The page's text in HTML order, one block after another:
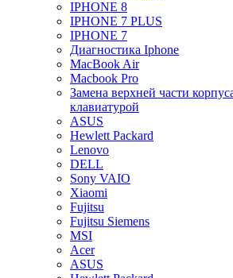
IPHONE 8
IPHONE 7 PLUS
IPHONE 7
Диагностика Iphone
MacBook Air
Macbook Pro
Замена верхней части
клавиатурой
ASUS
Hewlett Packard
Lenovo
DELL
Sony VAIO
Xiaomi
Fujitsu
Fujitsu Siemens
MSI
Acer
ASUS